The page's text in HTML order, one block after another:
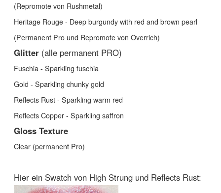
(Repromote von Rushmetal)
Heritage Rouge - Deep burgundy with red and brown pearl
(Permanent Pro und Repromote von Overrich)
Glitter (alle permanent PRO)
Fuschia - Sparkling fuschia
Gold - Sparkling chunky gold
Reflects Rust - Sparkling warm red
Reflects Copper - Sparkling saffron
Gloss Texture
Clear (permanent Pro)
Hier ein Swatch von High Strung und Reflects Rust: